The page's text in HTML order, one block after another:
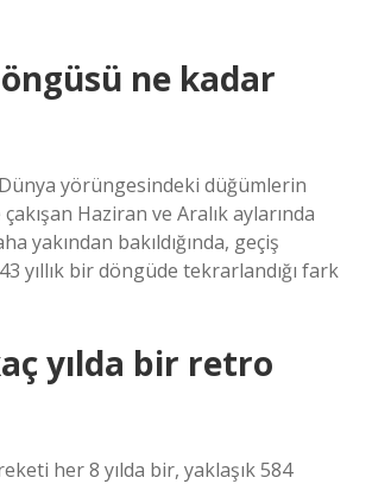
ne kadar
yörüngesindeki düğümlerin
Haziran ve Aralık aylarında
yakından bakıldığında, geçiş
yıllık bir döngüde tekrarlandığı fark
yılda bir retro
her 8 yılda bir, yaklaşık 584